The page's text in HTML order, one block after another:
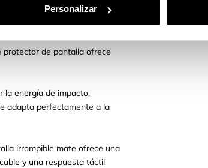
Personalizar
completo irrompible mate. El
creces a los protectores de
protector de pantalla ofrece
la energía de impacto,
adapta perfectamente a la
irrompible mate ofrece una
y una respuesta táctil